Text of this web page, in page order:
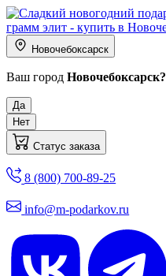
Новочебоксарск
Ваш город Новочебоксарск?
Да
Нет
Статус заказа
8 (800) 700-89-25
info@m-podarkov.ru